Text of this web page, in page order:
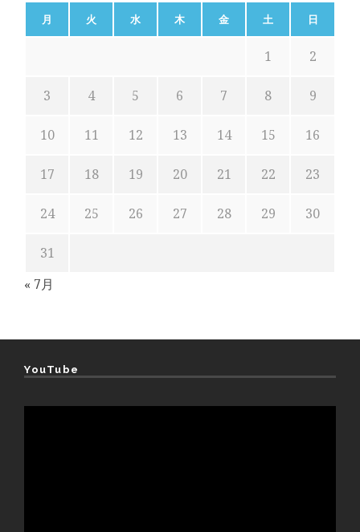
月 火 水 木 金 土 日
1 2
3 4 5 6 7 8 9
10 11 12 13 14 15 16
17 18 19 20 21 22 23
24 25 26 27 28 29 30
31
« 7月
YouTube